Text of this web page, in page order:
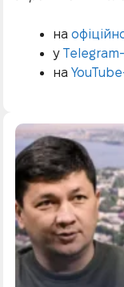
на
у
на